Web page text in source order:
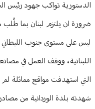
الدستورية تواكب جهود رئيس
ضرورة ان يلتزم لبنان بما
ليس على مستوى جنوب
اللبنانية، ووقف العمل في
التي استهدفت مواقع مماثلة لم
شهدته بلدة الوردانية من